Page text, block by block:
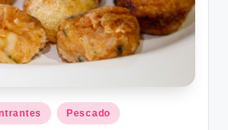
Pescado